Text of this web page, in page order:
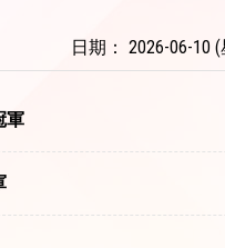
日期： 2026-06-10
軍